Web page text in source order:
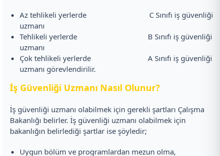
Az tehlikeli yerlerde C Sınıfı iş güvenliği
uzmanı
Tehlikeli yerlerde B Sınıfı iş güvenliği
uzmanı
Çok tehlikeli yerlerde A Sınıfı iş güvenliği
uzmanı görevlendirilir.
İş Güvenliği Uzmanı Nasıl Olunur?
İş güvenliği uzmanı olabilmek için gerekli şartları Çalışma
Bakanlığı belirler. İş güvenliği uzmanı olabilmek için
bakanlığın belirlediği şartlar ise şöyledir;
Uygun bölüm ve programlardan mezun olma,